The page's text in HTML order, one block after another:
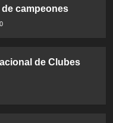
campeones
0
de Clubes